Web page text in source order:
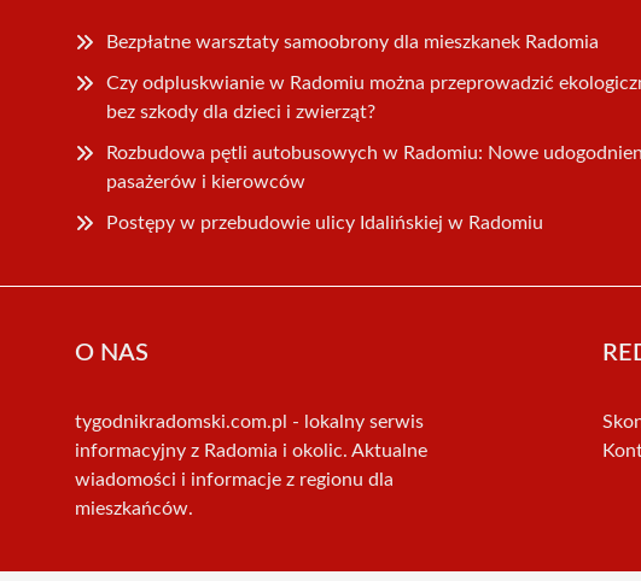
Bezpłatne warsztaty samoobrony dla mieszkanek Radomia
Czy odpluskwianie w Radomiu można przeprowadzić
bez szkody dla dzieci i zwierząt?
Rozbudowa pętli autobusowych w Radomiu: Nowe
pasażerów i kierowców
Postępy w przebudowie ulicy Idalińskiej w Radomiu
O NAS
tygodnikradomski.com.pl - lokalny serwis
informacyjny z Radomia i okolic. Aktualne
wiadomości i informacje z regionu dla
mieszkańców.